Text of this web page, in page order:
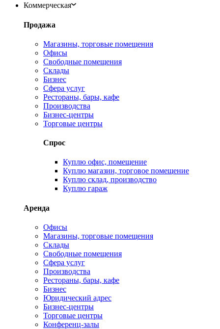
Коммерческая
Продажа
Магазины, торговые помещения
Офисы
Свободные помещения
Склады
Бизнес
Сфера услуг
Рестораны, бары, кафе
Производства
Бизнес-центры
Торговые центры
Спрос
Куплю офис, помещение
Куплю магазин, торговое помещение
Куплю склад, производство
Куплю гараж
Аренда
Офисы
Магазины, торговые помещения
Склады
Свободные помещения
Сфера услуг
Производства
Рестораны, бары, кафе
Бизнес
Юридический адрес
Бизнес-центры
Торговые центры
Конференц-залы